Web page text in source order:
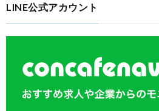
LINE公式アカウント